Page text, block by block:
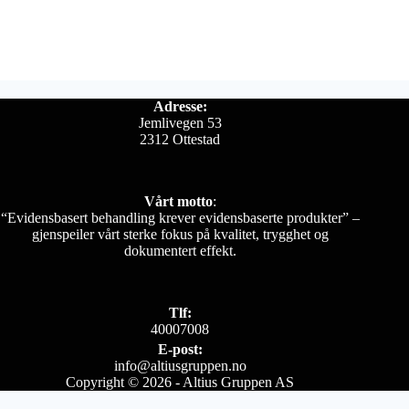
Adresse:
Jemlivegen 53
2312 Ottestad
Vårt motto:
“Evidensbasert behandling krever evidensbaserte produkter” –
gjenspeiler vårt sterke fokus på kvalitet, trygghet og
dokumentert effekt.
Tlf:
40007008
E-post:
info@altiusgruppen.no
Copyright © 2026 - Altius Gruppen AS